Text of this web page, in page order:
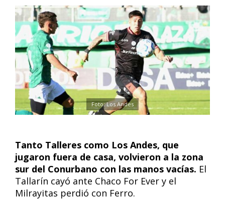
Foto: Los Andes
Tanto Talleres como Los Andes, que
jugaron fuera de casa, volvieron a la zona
sur del Conurbano con las manos vacías. El
Tallarín cayó ante Chaco For Ever y el
Milrayitas perdió con Ferro.